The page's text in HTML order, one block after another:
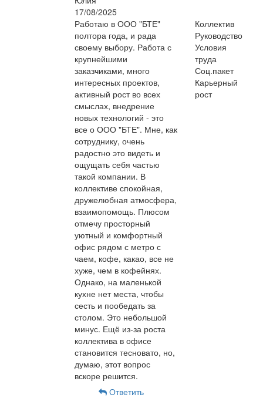
17/08/2025
Работаю в ООО "БТЕ"
полтора года, и рада
своему выбору. Работа с
крупнейшими
заказчиками, много
интересных проектов,
активный рост во всех
смыслах, внедрение
новых технологий - это
все о ООО "БТЕ". Мне, как
сотруднику, очень
радостно это видеть и
ощущать себя частью
такой компании. В
коллективе спокойная,
дружелюбная атмосфера,
взаимопомощь. Плюсом
отмечу просторный
уютный и комфортный
офис рядом с метро с
чаем, кофе, какао, все не
хуже, чем в кофейнях.
Однако, на маленькой
кухне нет места, чтобы
сесть и пообедать за
столом. Это небольшой
минус. Ещё из-за роста
коллектива в офисе
становится тесновато, но,
думаю, этот вопрос
вскоре решится.
Коллектив
Руководство
Условия
труда
Соц.пакет
Карьерный
рост
Ответить